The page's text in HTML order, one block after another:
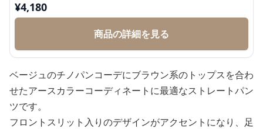
¥4,180
商品の詳細を見る
ベージュのチノパンコーデにブラウン系のトップスを合わ
せたアースカラーコーディネートに最適なストレートパン
ツです。
フロントスリット入りのデザインがアクセントになり、足